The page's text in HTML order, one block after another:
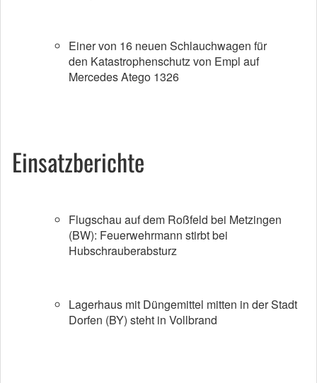
Einer von 16 neuen Schlauchwagen für
den Katastrophenschutz von Empl auf
Mercedes Atego 1326
Einsatzberichte
Flugschau auf dem Roßfeld bei Metzingen
(BW): Feuerwehrmann stirbt bei
Hubschrauberabsturz
Lagerhaus mit Düngemittel mitten in der Stadt
Dorfen (BY) steht in Vollbrand